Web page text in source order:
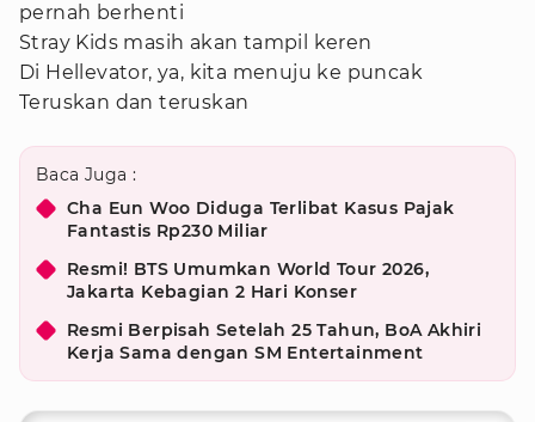
pernah berhenti
Stray Kids masih akan tampil keren
Di Hellevator, ya, kita menuju ke puncak
Teruskan dan teruskan
Baca Juga :
Cha Eun Woo Diduga Terlibat Kasus Pajak
Fantastis Rp230 Miliar
Resmi! BTS Umumkan World Tour 2026,
Jakarta Kebagian 2 Hari Konser
Resmi Berpisah Setelah 25 Tahun, BoA Akhiri
Kerja Sama dengan SM Entertainment